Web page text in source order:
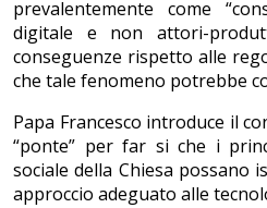
prevalentemente come
digitale e non attori-
conseguenze rispetto alle
che tale fenomeno potrebbe
Papa Francesco introduce il
“ponte” per far si che i
sociale della Chiesa possano
approccio adeguato alle